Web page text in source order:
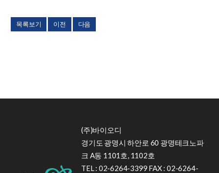
목록보기 이전 다음
(주)바이오디
경기도 광명시 하안로 60 광명테크노파
크 A동 1101호, 1102호
TEL : 02-6264-3399 FAX : 02-6264-